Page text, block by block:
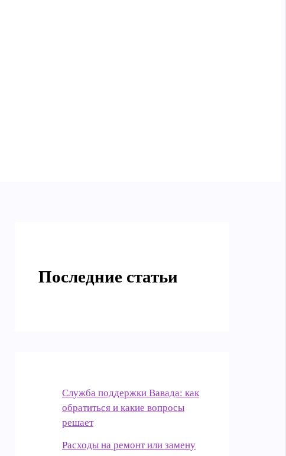
Последние статьи
Служба поддержки Вавада: как
обратиться и какие вопросы
решает
Расходы на ремонт или замену